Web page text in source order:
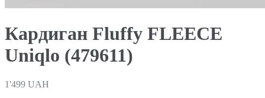
Кардиган Fluffy FLEECE
Uniqlo (479611)
1'499 UAH